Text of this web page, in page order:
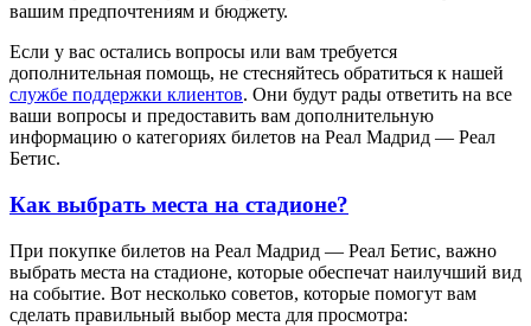
вашим предпочтениям и бюджету.
Если у вас остались вопросы или вам требуется
дополнительная помощь, не стесняйтесь обратиться к нашей
службе поддержки клиентов. Они будут рады ответить на все
ваши вопросы и предоставить вам дополнительную
информацию о категориях билетов на Реал Мадрид — Реал
Бетис.
Как выбрать места на стадионе?
При покупке билетов на Реал Мадрид — Реал Бетис, важно
выбрать места на стадионе, которые обеспечат наилучший вид
на событие. Вот несколько советов, которые помогут вам
сделать правильный выбор места для просмотра: